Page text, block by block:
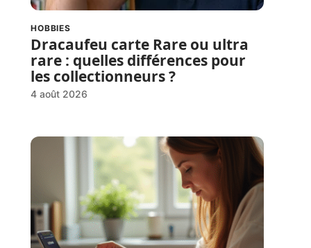
HOBBIES
Dracaufeu carte Rare ou ultra
rare : quelles différences pour
les collectionneurs ?
4 août 2026